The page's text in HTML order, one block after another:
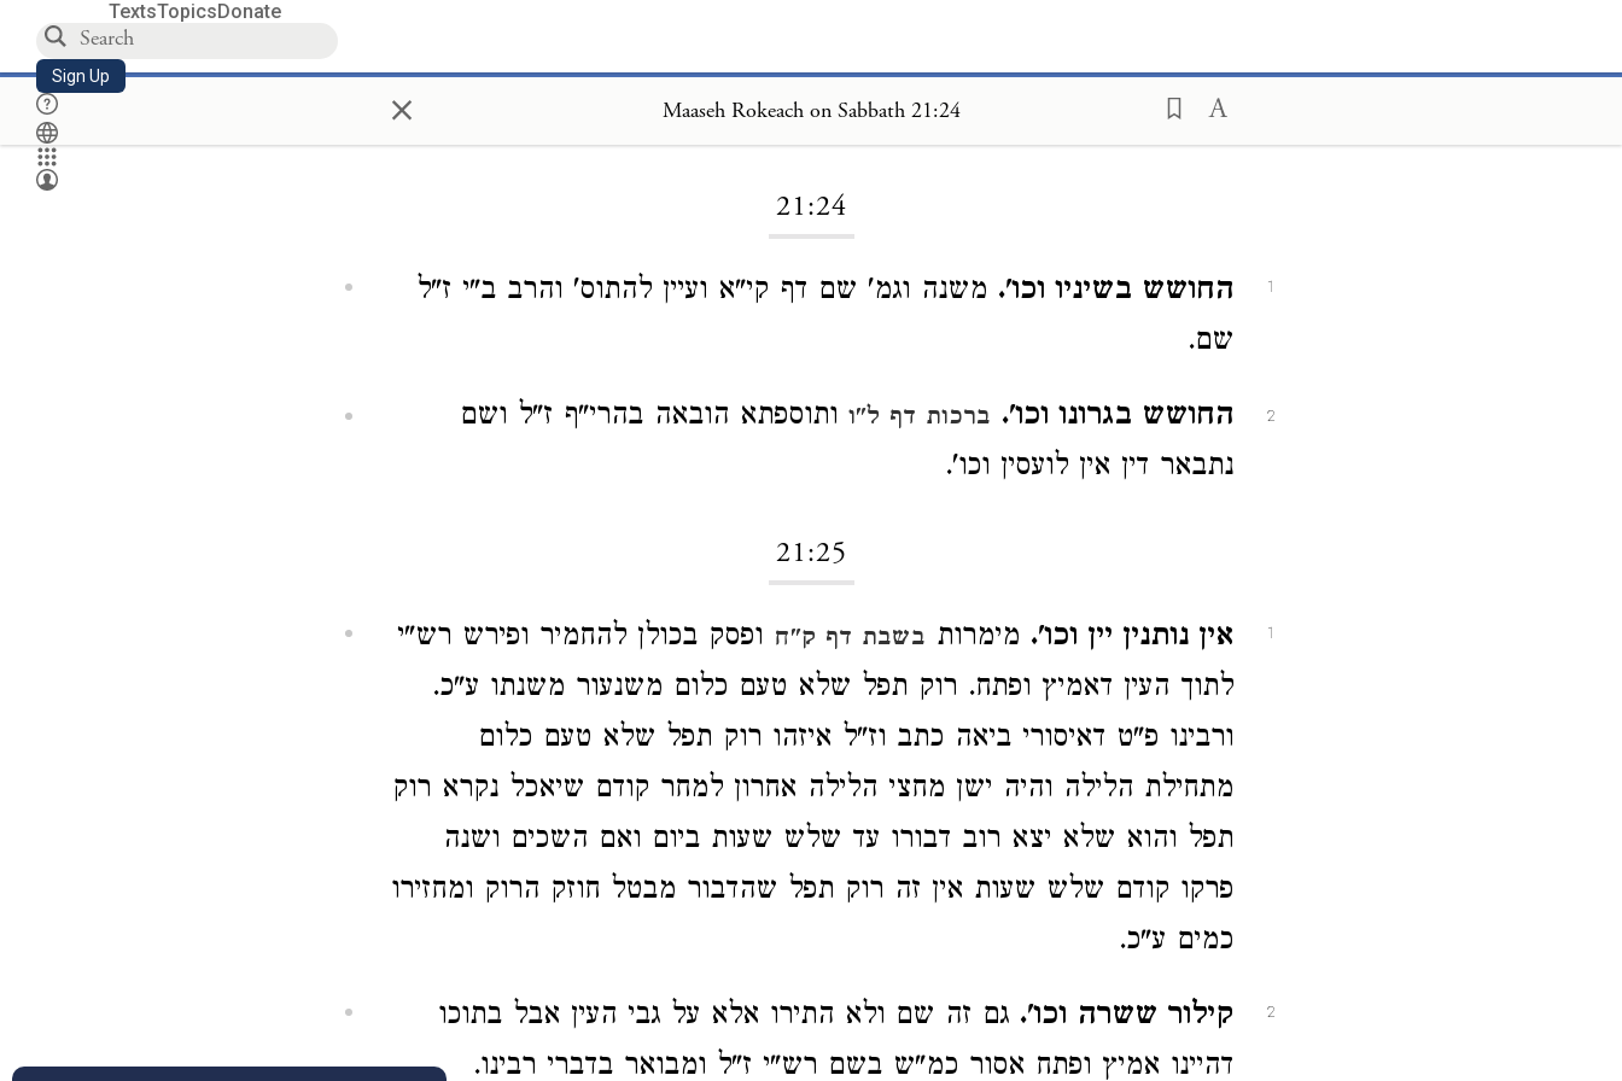
TextsTopicsDonate
Sign Up × Maaseh Rokeach on Sabbath 21:24
21:24
1 החושש בשיניו וכו'. משנה וגמ' שם דף קי"א ועיין להתוס' והרב ב"י ז"ל
שם.
2 החושש בגרונו וכו'. ברכות דף ל"ו ותוספתא הובאה בהרי"ף ז"ל ושם
נתבאר דין אין לועסין וכו'.
21:25
1 אין נותנין יין וכו'. מימרות בשבת דף ק"ח ופסק בכולן להחמיר ופירש רש"י
לתוך העין דאמיץ ופתח. רוק תפל שלא טעם כלום משנעור משנתו ע"כ.
ורבינו פ"ט דאיסורי ביאה כתב וז"ל איזהו רוק תפל שלא טעם כלום
מתחילת הלילה והיה ישן מחצי הלילה אחרון למחר קודם שיאכל נקרא רוק
תפל והוא שלא יצא רוב דבורו עד שלש שעות ביום ואם השכים ושנה
פרקו קודם שלש שעות אין זה רוק תפל שהדבור מבטל חוזק הרוק ומחזירו
כמים ע"כ.
2 קילור ששרה וכו'. גם זה שם ולא התירו אלא על גבי העין אבל בתוכו
דהיינו אמיץ ופתח אסור כמ"ש בשם רש"י ז"ל ומבואר בדברי רבינו.